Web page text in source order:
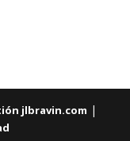
jlbravin.com |